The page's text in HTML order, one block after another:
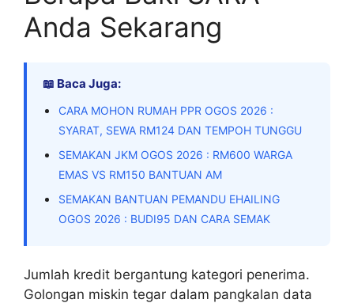
Anda Sekarang
📖 Baca Juga:
CARA MOHON RUMAH PPR OGOS 2026 :
SYARAT, SEWA RM124 DAN TEMPOH TUNGGU
SEMAKAN JKM OGOS 2026 : RM600 WARGA
EMAS VS RM150 BANTUAN AM
SEMAKAN BANTUAN PEMANDU EHAILING
OGOS 2026 : BUDI95 DAN CARA SEMAK
Jumlah kredit bergantung kategori penerima.
Golongan miskin tegar dalam pangkalan data